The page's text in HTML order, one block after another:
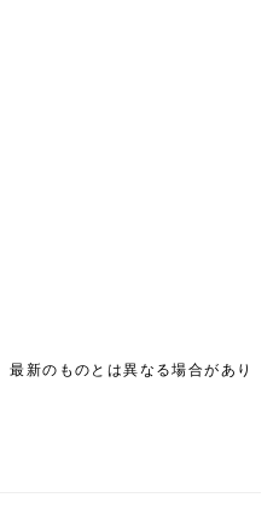
新のものとは異なる場合があり